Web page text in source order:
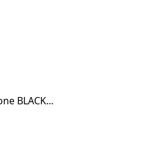
BLACK...